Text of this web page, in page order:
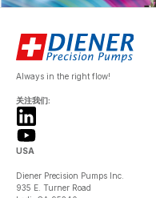
Always in the right flow!
关注我们:
USA
Diener Precision Pumps Inc.
935 E. Turner Road